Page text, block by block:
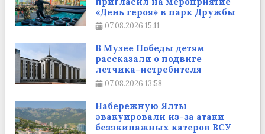
«День героя» в парк Дружбы
07.08.2026 15:11
В Музее Победы детям
рассказали о подвиге
летчика-истребителя
07.08.2026 13:58
Набережную Ялты
эвакуировали из-за атаки
безэкипажных катеров ВСУ